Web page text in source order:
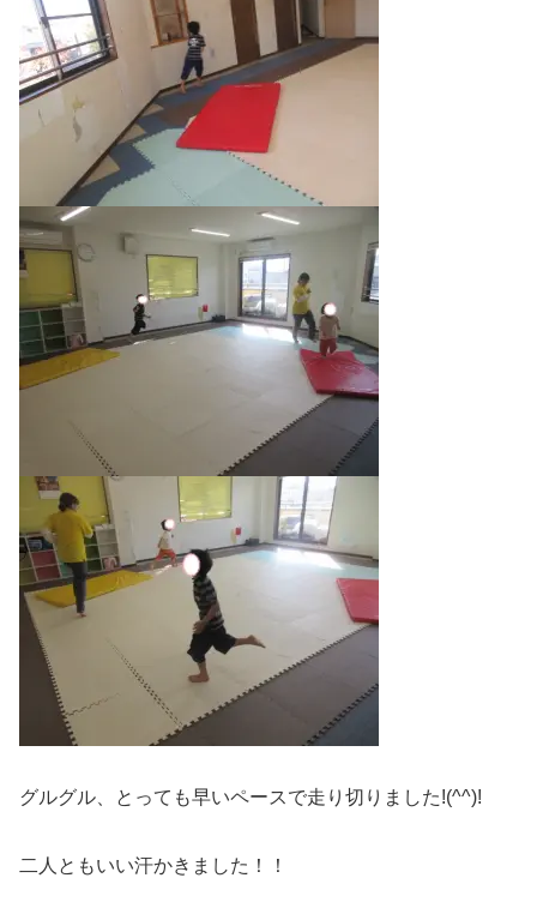
グルグル、とっても早いペースで走り切りました!(^^)!
二人ともいい汗かきました！！